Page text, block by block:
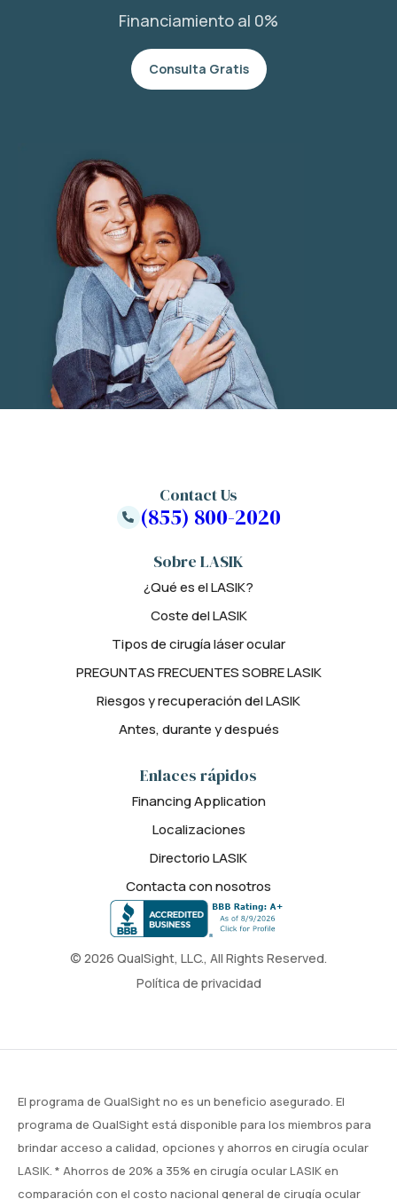
Financiamiento al 0%
Consulta Gratis
© 2026 QualSight, LLC., All Rights Reserved.
Política de privacidad
Sobre LASIK
¿Qué es el LASIK?
Coste del LASIK
Tipos de cirugía láser ocular
PREGUNTAS FRECUENTES SOBRE LASIK
Riesgos y recuperación del LASIK
Antes, durante y después
Enlaces rápidos
Financing Application
Localizaciones
Directorio LASIK
Contacta con nosotros
Contact Us
(855) 800-2020
El programa de QualSight no es un beneficio asegurado. El
programa de QualSight está disponible para los miembros para
brindar acceso a calidad, opciones y ahorros en cirugía ocular
LASIK. * Ahorros de 20% a 35% en cirugía ocular LASIK en
comparación con el costo nacional general de cirugía ocular